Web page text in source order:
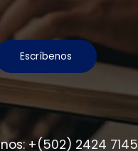
Escríbenos
+(502) 2424 7145